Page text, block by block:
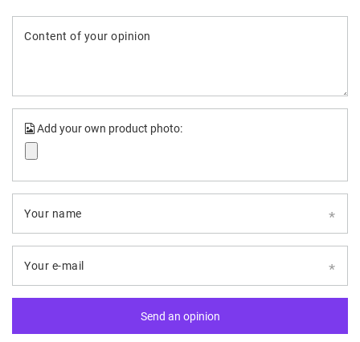
Content of your opinion
Add your own product photo:
Your name
Your e-mail
Send an opinion